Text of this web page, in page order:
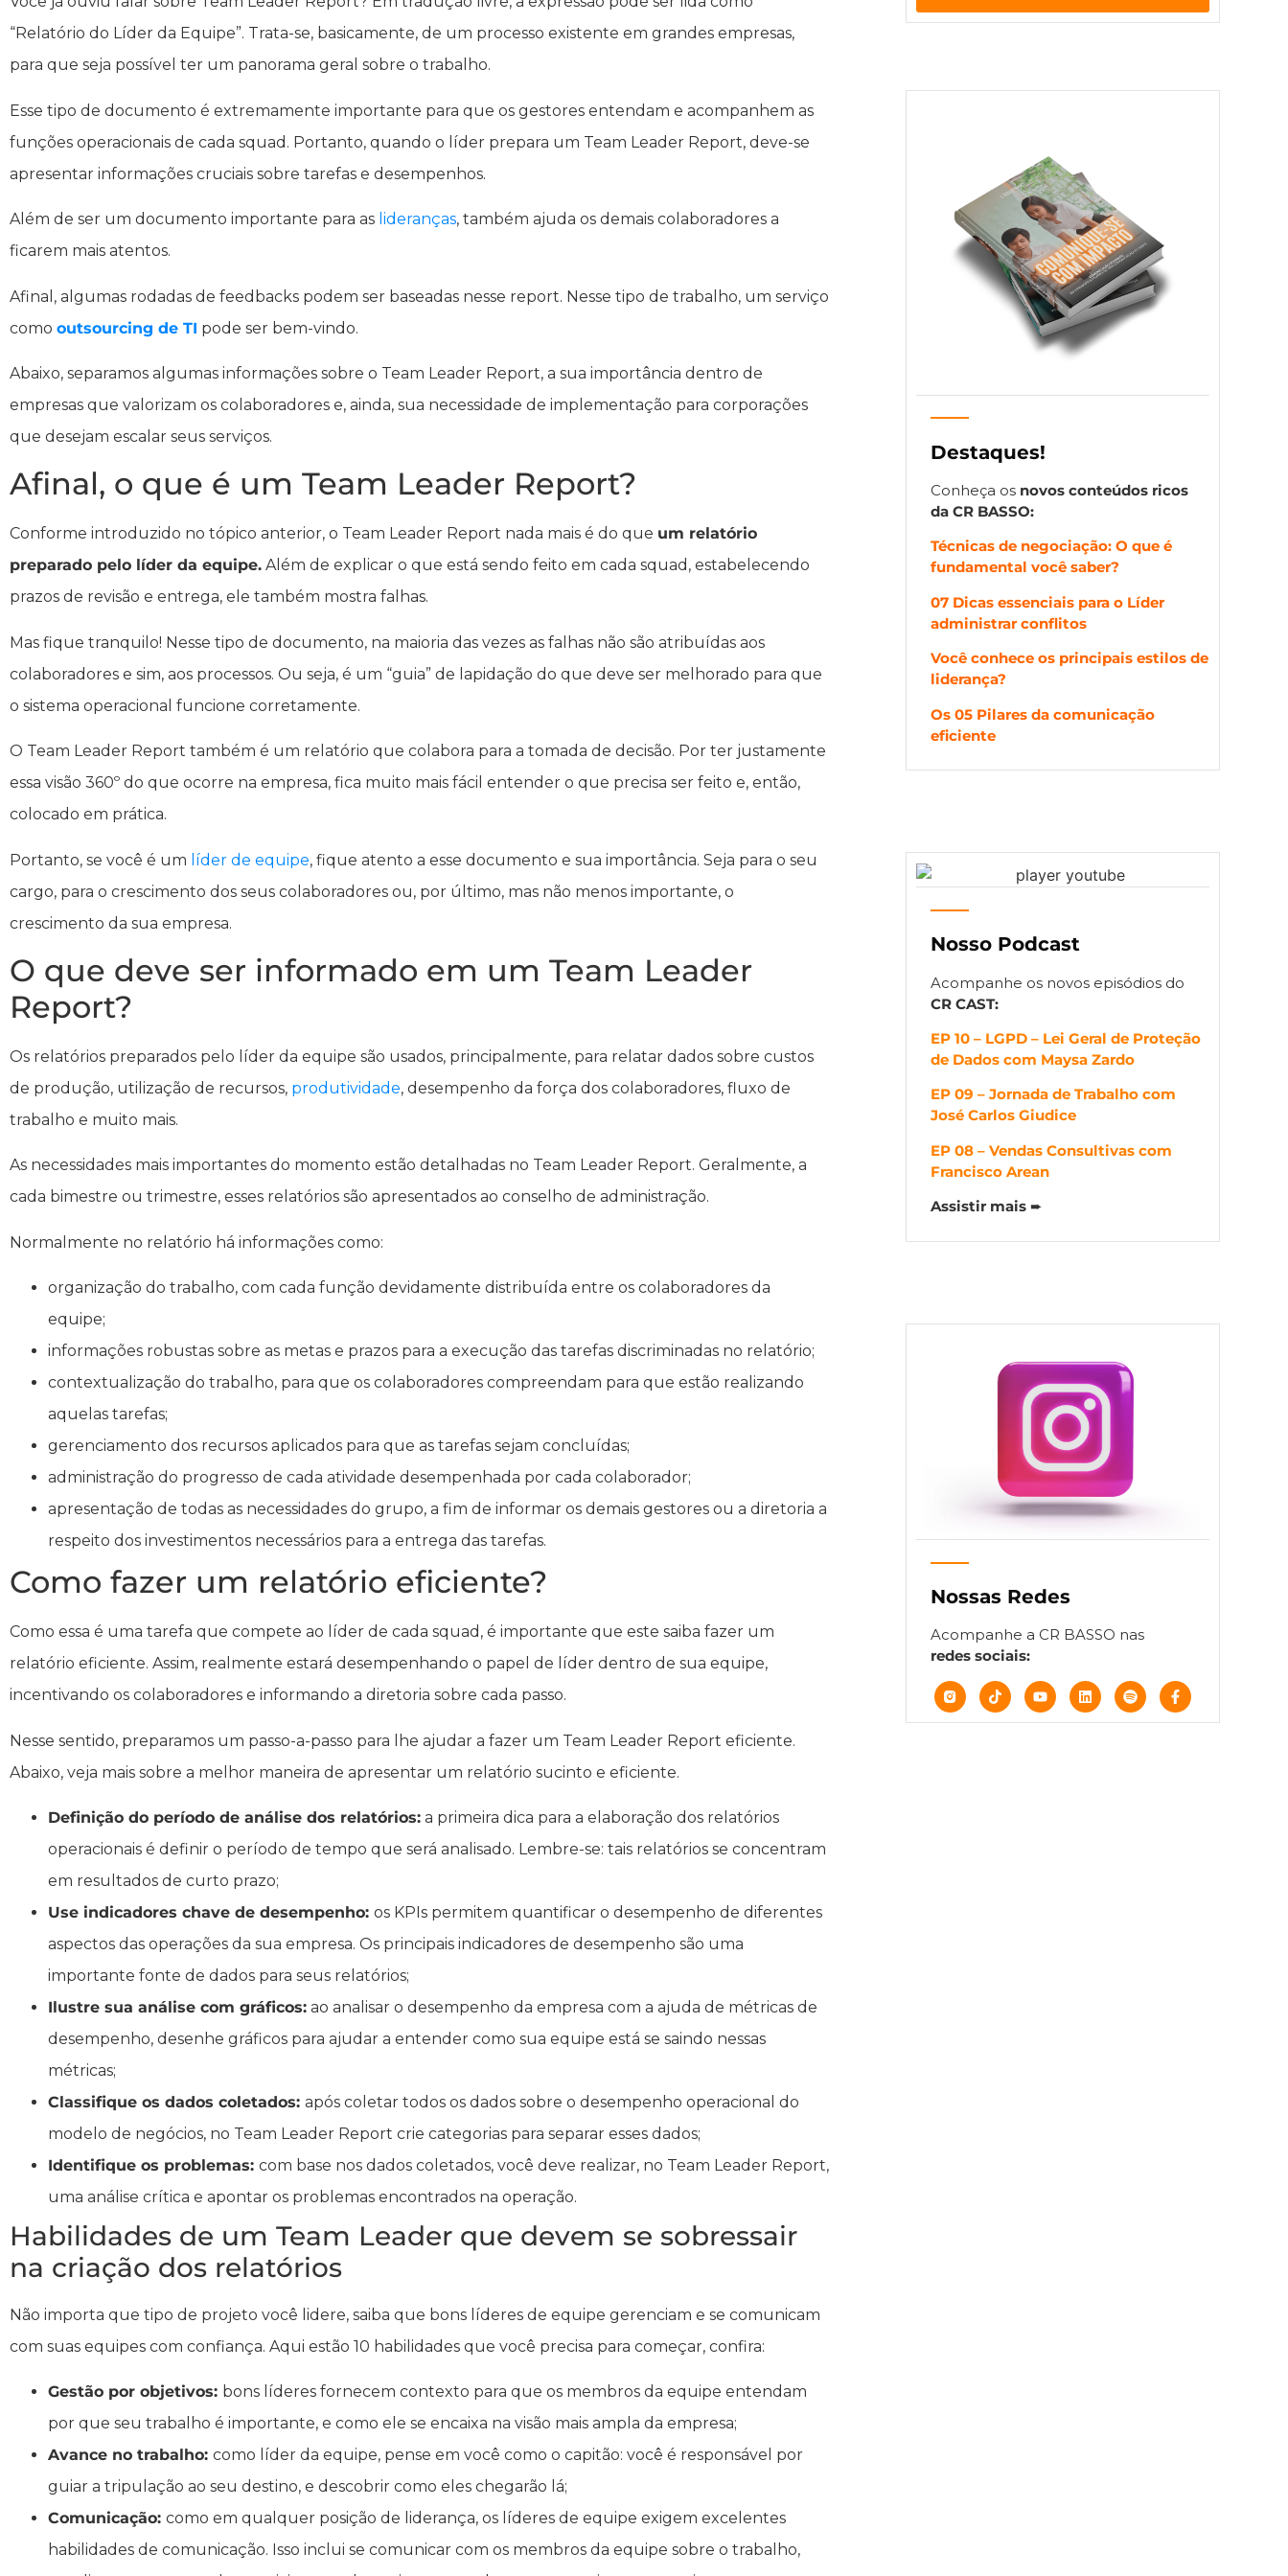
“Relatório do Líder da Equipe”. Trata-se, basicamente, de um processo existente em grandes empresas,
para que seja possível ter um panorama geral sobre o trabalho.
Esse tipo de documento é extremamente importante para que os gestores entendam e acompanhem as
funções operacionais de cada squad. Portanto, quando o líder prepara um Team Leader Report, deve-se
apresentar informações cruciais sobre tarefas e desempenhos.
Além de ser um documento importante para as lideranças, também ajuda os demais colaboradores a
ficarem mais atentos.
Afinal, algumas rodadas de feedbacks podem ser baseadas nesse report. Nesse tipo de trabalho, um serviço
como outsourcing de TI pode ser bem-vindo.
Abaixo, separamos algumas informações sobre o Team Leader Report, a sua importância dentro de
empresas que valorizam os colaboradores e, ainda, sua necessidade de implementação para corporações
que desejam escalar seus serviços.
Afinal, o que é um Team Leader Report?
Conforme introduzido no tópico anterior, o Team Leader Report nada mais é do que um relatório
preparado pelo líder da equipe. Além de explicar o que está sendo feito em cada squad, estabelecendo
prazos de revisão e entrega, ele também mostra falhas.
Mas fique tranquilo! Nesse tipo de documento, na maioria das vezes as falhas não são atribuídas aos
colaboradores e sim, aos processos. Ou seja, é um “guia” de lapidação do que deve ser melhorado para que
o sistema operacional funcione corretamente.
O Team Leader Report também é um relatório que colabora para a tomada de decisão. Por ter justamente
essa visão 360º do que ocorre na empresa, fica muito mais fácil entender o que precisa ser feito e, então,
colocado em prática.
Portanto, se você é um líder de equipe, fique atento a esse documento e sua importância. Seja para o seu
cargo, para o crescimento dos seus colaboradores ou, por último, mas não menos importante, o
crescimento da sua empresa.
O que deve ser informado em um Team Leader
Report?
Os relatórios preparados pelo líder da equipe são usados, ​​principalmente, para relatar dados sobre custos
de produção, utilização de recursos, produtividade, desempenho da força dos colaboradores, fluxo de
trabalho e muito mais.
As necessidades mais importantes do momento estão detalhadas no Team Leader Report. Geralmente, a
cada bimestre ou trimestre, esses relatórios são apresentados ao conselho de administração.
Normalmente no relatório há informações como:
organização do trabalho, com cada função devidamente distribuída entre os colaboradores da
equipe;
informações robustas sobre as metas e prazos para a execução das tarefas discriminadas no relatório;
contextualização do trabalho, para que os colaboradores compreendam para que estão realizando
aquelas tarefas;
gerenciamento dos recursos aplicados para que as tarefas sejam concluídas;
administração do progresso de cada atividade desempenhada por cada colaborador;
apresentação de todas as necessidades do grupo, a fim de informar os demais gestores ou a diretoria a
respeito dos investimentos necessários para a entrega das tarefas.
Como fazer um relatório eficiente?
Como essa é uma tarefa que compete ao líder de cada squad, é importante que este saiba fazer um
relatório eficiente. Assim, realmente estará desempenhando o papel de líder dentro de sua equipe,
incentivando os colaboradores e informando a diretoria sobre cada passo.
Nesse sentido, preparamos um passo-a-passo para lhe ajudar a fazer um Team Leader Report eficiente.
Abaixo, veja mais sobre a melhor maneira de apresentar um relatório sucinto e eficiente.
Definição do período de análise dos relatórios: a primeira dica para a elaboração dos relatórios
operacionais é definir o período de tempo que será analisado. Lembre-se: tais relatórios se concentram
em resultados de curto prazo;
Use indicadores chave de desempenho: os KPIs permitem quantificar o desempenho de diferentes
aspectos das operações da sua empresa. Os principais indicadores de desempenho são uma
importante fonte de dados para seus relatórios;
Ilustre sua análise com gráficos: ao analisar o desempenho da empresa com a ajuda de métricas de
desempenho, desenhe gráficos para ajudar a entender como sua equipe está se saindo nessas
métricas;
Classifique os dados coletados: após coletar todos os dados sobre o desempenho operacional do
modelo de negócios, no Team Leader Report crie categorias para separar esses dados;
Identifique os problemas: com base nos dados coletados, você deve realizar, no Team Leader Report,
uma análise crítica e apontar os problemas encontrados na operação.
Habilidades de um Team Leader que devem se sobressair
na criação dos relatórios
Não importa que tipo de projeto você lidere, saiba que bons líderes de equipe gerenciam e se comunicam
com suas equipes com confiança. Aqui estão 10 habilidades que você precisa para começar, confira:
Gestão por objetivos: bons líderes fornecem contexto para que os membros da equipe entendam
por que seu trabalho é importante, e como ele se encaixa na visão mais ampla da empresa;
Avance no trabalho: como líder da equipe, pense em você como o capitão: você é responsável por
guiar a tripulação ao seu destino, e descobrir como eles chegarão lá;
Comunicação: como em qualquer posição de liderança, os líderes de equipe exigem excelentes
habilidades de comunicação. Isso inclui se comunicar com os membros da equipe sobre o trabalho,
Destaques!
Conheça os novos conteúdos ricos
da CR BASSO:
Técnicas de negociação: O que é
fundamental você saber?
07 Dicas essenciais para o Líder
administrar conflitos
Você conhece os principais estilos de
liderança?
Os 05 Pilares da comunicação
eficiente
Nosso Podcast
Acompanhe os novos episódios do
CR CAST:
EP 10 – LGPD – Lei Geral de Proteção
de Dados com Maysa Zardo
EP 09 – Jornada de Trabalho com
José Carlos Giudice
EP 08 – Vendas Consultivas com
Francisco Arean
Assistir mais➨
Nossas Redes
Acompanhe a CR BASSO nas
redes sociais: